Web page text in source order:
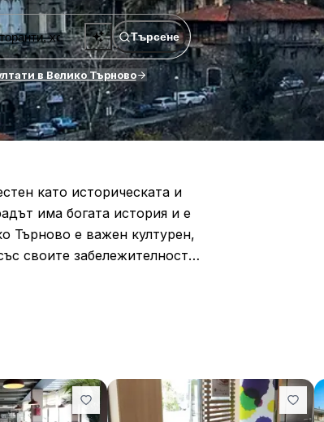
Търсене
в Велико Търново
като историческата и
има богата история и е
Търново е важен културен,
своите забележителности
спектакъл „Звук и